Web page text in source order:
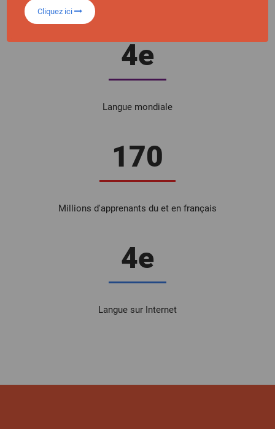
États et gouvernements composent l’OIF
4e
Langue mondiale
170
Millions d'apprenants du et en français
4e
Langue sur Internet
Cliquez ici